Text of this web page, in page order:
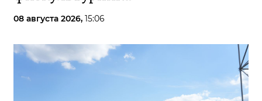
08 августа 2026, 15:06